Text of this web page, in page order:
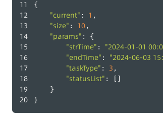
{
"current" : 1 ,
"size" : 10,
"params" : {
"strTime" : "2024-01-01
"endTime" : "2024-06-03
"taskType" : 3 ,
"statusList" : []
    }
}